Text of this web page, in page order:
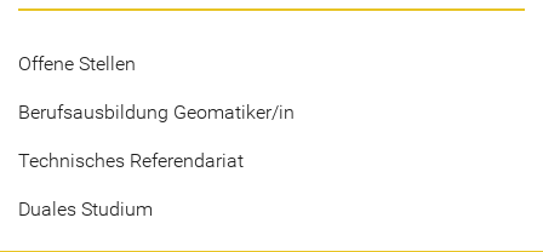
Offene Stellen
Berufsausbildung Geomatiker/in
Technisches Referendariat
Duales Studium